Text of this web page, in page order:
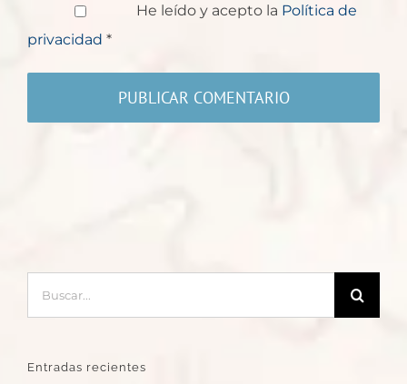
He leído y acepto la Política de
privacidad *
Entradas recientes